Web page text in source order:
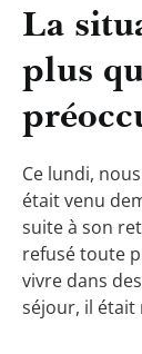
La
plus
Ce lundi,
était venu
suite à son
refusé toute
vivre dans
séjour, il était